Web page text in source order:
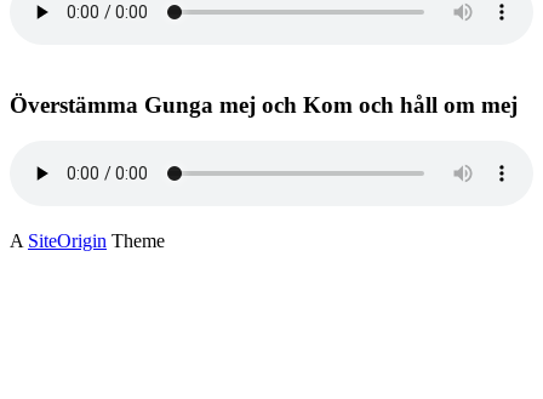
Överstämma Gunga mej och Kom och håll om mej
A SiteOrigin Theme